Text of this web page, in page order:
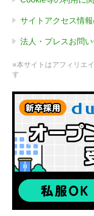
サイトアクセス情
法人・プレスお問
※本サイトはアフィリエ
す